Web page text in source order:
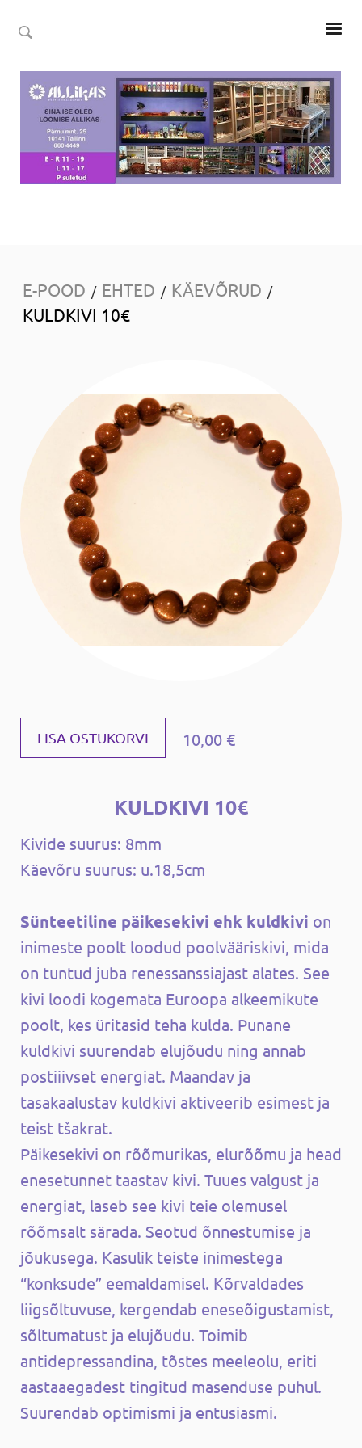
E-POOD / EHTED / KÄEVÕRUD /
KULDKIVI 10€
LISA OSTUKORVI 10,00 €
KULDKIVI 10€
Kivide suurus: 8mm
Käevõru suurus: u.18,5cm
Sünteetiline päikesekivi ehk kuldkivi on
inimeste poolt loodud poolvääriskivi, mida
on tuntud juba renessanssiajast alates. See
kivi loodi kogemata Euroopa alkeemikute
poolt, kes üritasid teha kulda. Punane
kuldkivi suurendab elujõudu ning annab
postiiivset energiat. Maandav ja
tasakaalustav kuldkivi aktiveerib esimest ja
teist tšakrat.
Päikesekivi on rõõmurikas, elurõõmu ja head
enesetunnet taastav kivi. Tuues valgust ja
energiat, laseb see kivi teie olemusel
rõõmsalt särada. Seotud õnnestumise ja
jõukusega. Kasulik teiste inimestega
“konksude” eemaldamisel. Kõrvaldades
liigsõltuvuse, kergendab eneseõigustamist,
sõltumatust ja elujõudu. Toimib
antidepressandina, tõstes meeleolu, eriti
aastaaegadest tingitud masenduse puhul.
Suurendab optimismi ja entusiasmi.